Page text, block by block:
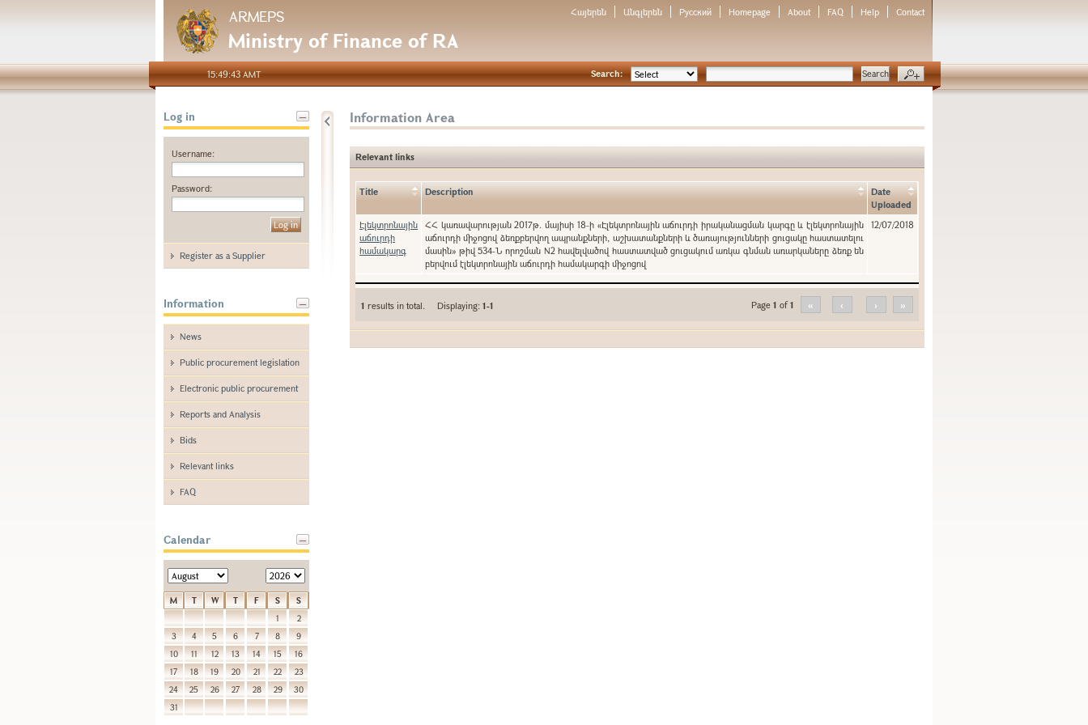
ARMEPS
Ministry of Finance of RA
Հայերեն Անգլերեն Русский Homepage About FAQ Help Contact
15:49:43 AMT Search:
Log in
Username:
Password:
Register as a Supplier
Information
News
Public procurement legislation
Electronic public procurement
Reports and Analysis
Bids
Relevant links
FAQ
Calendar
M T W T F S
S
1
2
3
4 5 6 7 8
9
10
11 12 13 14 15
16
17
18 19 20 21 22
23
24
25 26 27 28 29
30
31
Information Area
Relevant links
Title Description
Date
Uploaded
Էլեկտրոնային
աճուրդի
համակարգ
ՀՀ կառավարության 2017թ. մայիսի 18-ի «Էլեկտրոնային աճուրդի իրականացման կարգը և էլեկտրոնային
աճուրդի միջոցով ձեռքբերվող ապրանքների, աշխատանքների և ծառայությունների ցուցակը հաստատելու
մասին» թիվ 534-Ն որոշման N2 հավելվածով հաստատված ցուցակում առկա գնման առարկաները ձեռք են
բերվում էլեկտրոնային աճուրդի համակարգի միջոցով
12/07/2018
1 results in total. Displaying:1-1 Page 1 of1 « ‹ › »